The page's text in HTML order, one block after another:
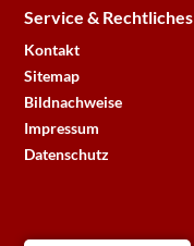
Service & Rechtliches
Kontakt
Sitemap
Bildnachweise
Impressum
Datenschutz